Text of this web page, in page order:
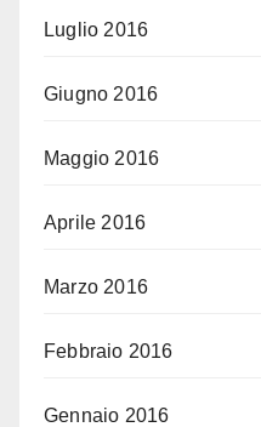
Luglio 2016
Giugno 2016
Maggio 2016
Aprile 2016
Marzo 2016
Febbraio 2016
Gennaio 2016